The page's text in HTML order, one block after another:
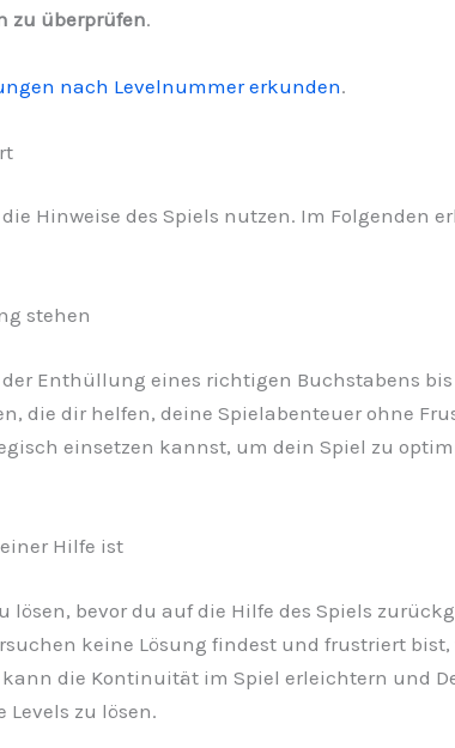
zu überprüfen.
nach Levelnummer erkunden.
Hinweise des Spiels nutzen. Im Folgenden
stehen
Enthüllung eines richtigen Buchstabens
die dir helfen, deine Spielabenteuer ohne
einsetzen kannst, um dein Spiel zu
Hilfe ist
lösen, bevor du auf die Hilfe des Spiels
keine Lösung findest und frustriert bist,
die Kontinuität im Spiel erleichtern und
zu lösen.